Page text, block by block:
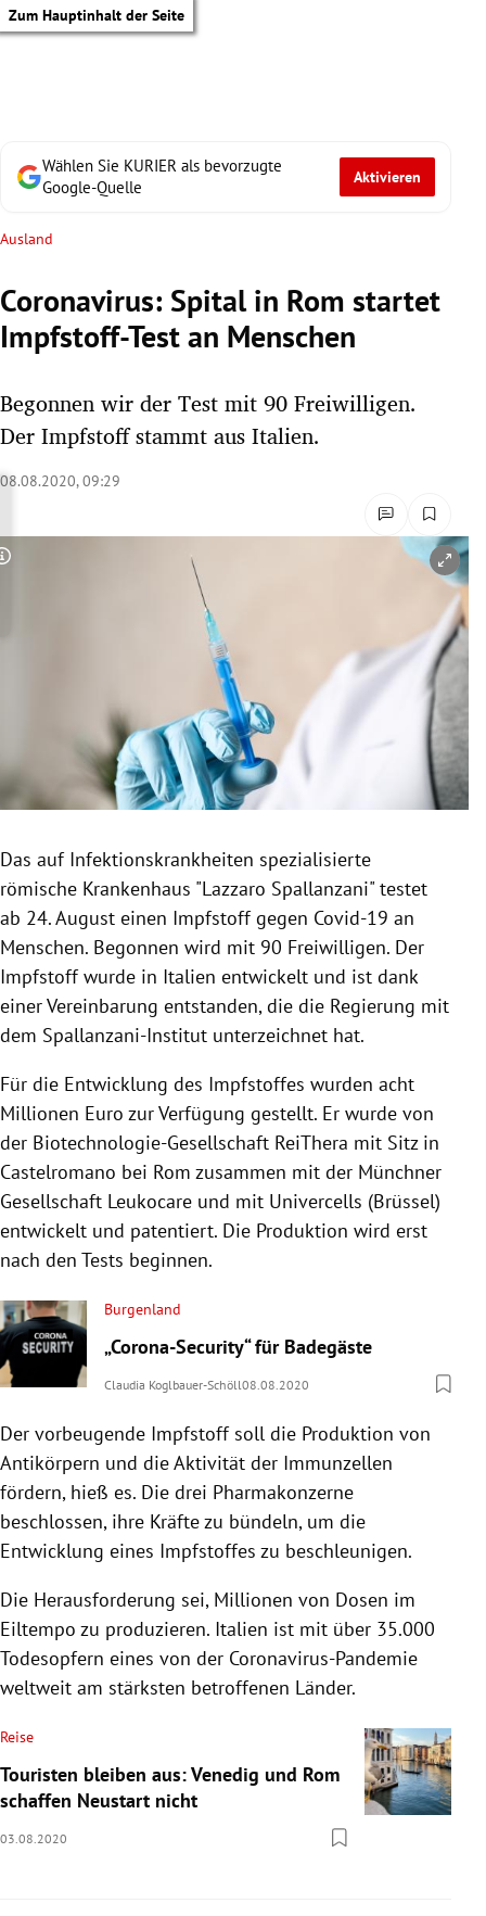
Zum Hauptinhalt der Seite
Untermenü
Untermenü
Untermenü
Untermenü
Wählen Sie KURIER als bevorzugte
Google-Quelle
Aktivieren
Ausland
Coronavirus: Spital in Rom startet
Impfstoff-Test an Menschen
Begonnen wir der Test mit 90 Freiwilligen.
Der Impfstoff stammt aus Italien.
08.08.2020, 09:29
Copyright-Hinweis öffnen/schließen
Das auf Infektionskrankheiten spezialisierte
römische Krankenhaus "Lazzaro Spallanzani" testet
ab 24. August einen Impfstoff gegen Covid-19 an
Menschen. Begonnen wird mit 90 Freiwilligen. Der
Impfstoff wurde in Italien entwickelt und ist dank
einer Vereinbarung entstanden, die die Regierung mit
dem Spallanzani-Institut unterzeichnet hat.
Für die Entwicklung des Impfstoffes wurden acht
Millionen Euro zur Verfügung gestellt. Er wurde von
der Biotechnologie-Gesellschaft ReiThera mit Sitz in
Castelromano bei Rom zusammen mit der Münchner
Gesellschaft Leukocare und mit Univercells (Brüssel)
entwickelt und patentiert. Die Produktion wird erst
nach den Tests beginnen.
Burgenland
„Corona-Security“ für Badegäste
Claudia Koglbauer-Schöll08.08.2020
Der vorbeugende Impfstoff soll die Produktion von
Antikörpern und die Aktivität der Immunzellen
fördern, hieß es. Die drei Pharmakonzerne
beschlossen, ihre Kräfte zu bündeln, um die
Entwicklung eines Impfstoffes zu beschleunigen.
Die Herausforderung sei, Millionen von Dosen im
Eiltempo zu produzieren. Italien ist mit über 35.000
Todesopfern eines von der Coronavirus-Pandemie
weltweit am stärksten betroffenen Länder.
Reise
Touristen bleiben aus: Venedig und Rom
schaffen Neustart nicht
03.08.2020